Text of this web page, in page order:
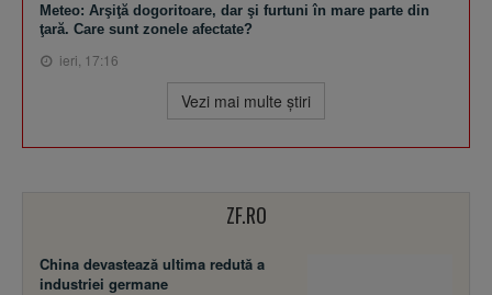
Meteo: Arşiţă dogoritoare, dar şi furtuni în mare parte din
ţară. Care sunt zonele afectate?
ieri, 17:16
Vezi mai multe ştiri
ZF.RO
China devastează ultima redută a
industriei germane